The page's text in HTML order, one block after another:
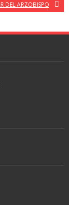
DEL ARZOBISPO